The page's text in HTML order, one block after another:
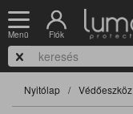
Menü Fiók
Nyitólap Védőeszköz